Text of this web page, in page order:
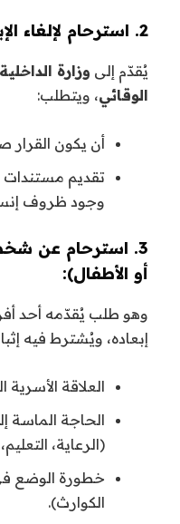
2. استرحام لإلغاء الإبعاد الإداري:
يُقدّم إلى وزارة
الوقائي، ويتطلب:
أن يكون القرار
تقديم مستندات
وجود ظروف
3. استرحام عن
أو الأطفال):
وهو طلب يُقدّمه أحد
إبعاده، ويُشترط فيه
العلاقة الأسرية
الحاجة الماسة
(الرعاية،
خطورة الوضع في
الكوارث).